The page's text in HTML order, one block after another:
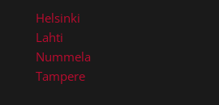
Helsinki
Lahti
Nummela
Tampere